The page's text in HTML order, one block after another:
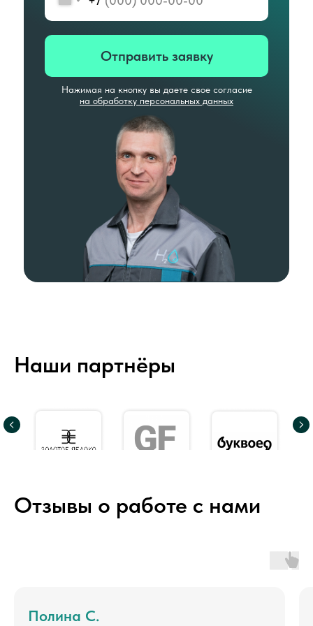
Отправить заявку
Нажимая на кнопку вы даете свое согласие
на обработку персональных данных
Наши партнёры
Отзывы о работе с нами
Полина С.